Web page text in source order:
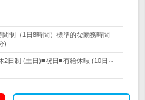
制（1日8時間）標準的な勤務時間
)
2日制 (土日)■祝日■有給休暇 (10日～